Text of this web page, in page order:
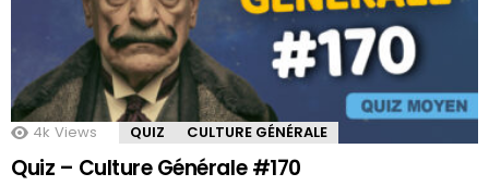
4k Views QUIZ CULTURE GÉNÉRALE
Quiz – Culture Générale #170